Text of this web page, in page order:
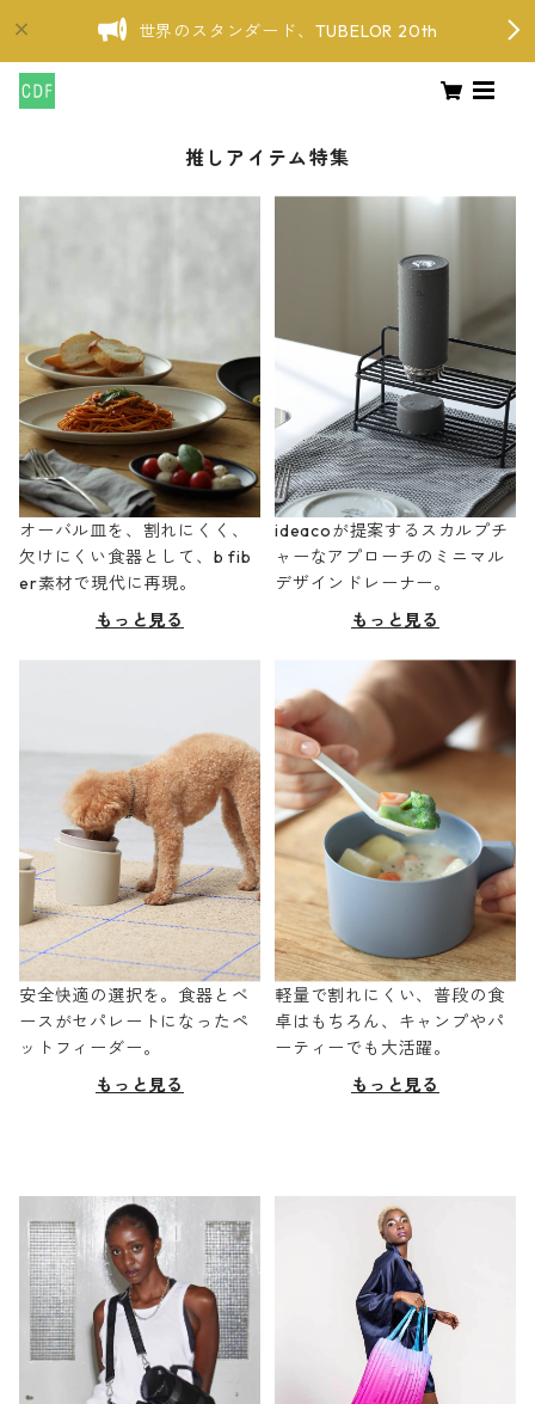
世界のスタンダード、TUBELOR 20th
推しアイテム特集
オーバル皿を、割れにくく、
欠けにくい食器として、b fib
er素材で現代に再現。
もっと見る
ideacoが提案するスカルプチ
ャーなアプローチのミニマル
デザインドレーナー。
もっと見る
安全快適の選択を。食器とベ
ースがセパレートになったペ
ットフィーダー。
もっと見る
軽量で割れにくい、普段の食
卓はもちろん、キャンプやパ
ーティーでも大活躍。
もっと見る